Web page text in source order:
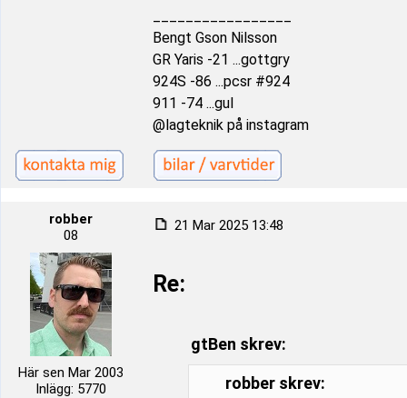
Bengt Gson Nilsson
GR Yaris -21 ...gottgry
924S -86 ...pcsr #924
911 -74 ...gul
@lagteknik på instagram
robber
08
Här sen Mar 2003
Inlägg: 5770
21 Mar 2025 13:48
Re:
gtBen skrev:
robber skrev: